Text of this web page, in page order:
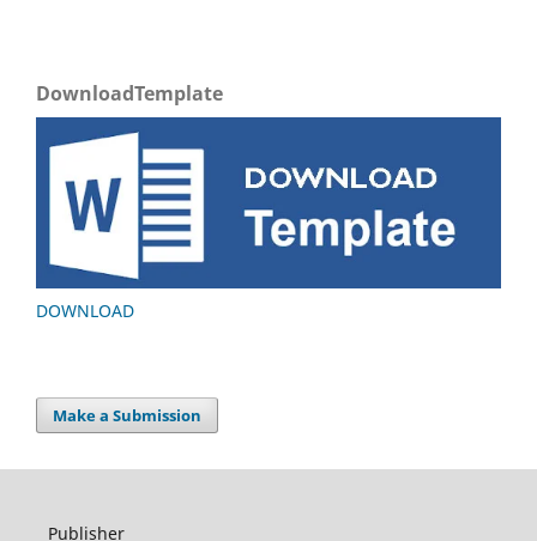
DownloadTemplate
DOWNLOAD
Make a Submission
Publisher